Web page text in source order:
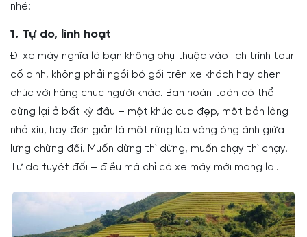
nhé:
1. Tự do, linh hoạt
Đi xe máy nghĩa là bạn không phụ thuộc vào lịch trình tour
cố định, không phải ngồi bó gối trên xe khách hay chen
chúc với hàng chục người khác. Bạn hoàn toàn có thể
dừng lại ở bất kỳ đâu – một khúc cua đẹp, một bản làng
nhỏ xíu, hay đơn giản là một rừng lúa vàng óng ánh giữa
lưng chừng đồi. Muốn dừng thì dừng, muốn chạy thì chạy.
Tự do tuyệt đối – điều mà chỉ có xe máy mới mang lại.